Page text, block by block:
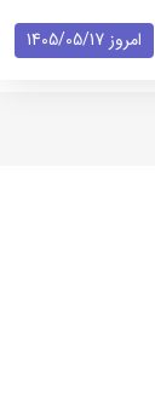
امروز 1405/05/17